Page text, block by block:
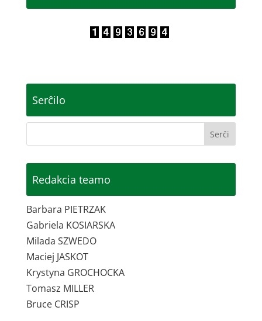
Serĉilo
Redakcia teamo
Barbara PIETRZAK
Gabriela KOSIARSKA
Milada SZWEDO
Maciej JASKOT
Krystyna GROCHOCKA
Tomasz MILLER
Bruce CRISP